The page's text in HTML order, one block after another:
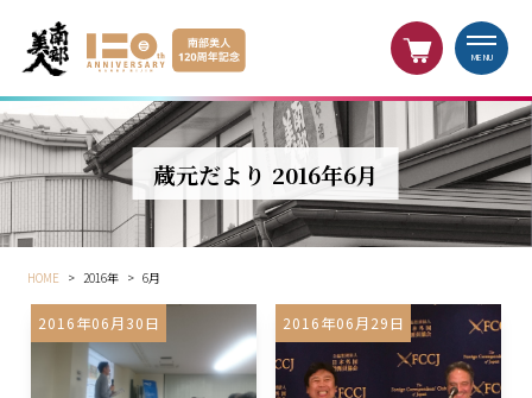
MENU
蔵元だより 2016年6月
HOME > 2016年 > 6月
2016年06月30日 2016年06月29日